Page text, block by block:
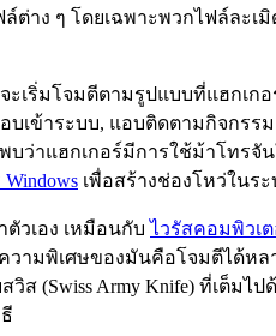
ต่าง ๆ โดยเฉพาะพวกไฟล์ละเ
ะเริ่มโจมตีตามรูปแบบที่แฮกเก
บเข้าระบบ, แอบติดตามกิจกรร
บว่าแฮกเกอร์มีการใช้ม้าโทรจั
เพื่อสร้างช่องโหว่ในระ
ตัวเอง เหมือนกับไวรัสคอมพิวเต
วามพิเศษของมันคือโจมตีได้หล
ส (Swiss Army Knife) ที่เต็มไป